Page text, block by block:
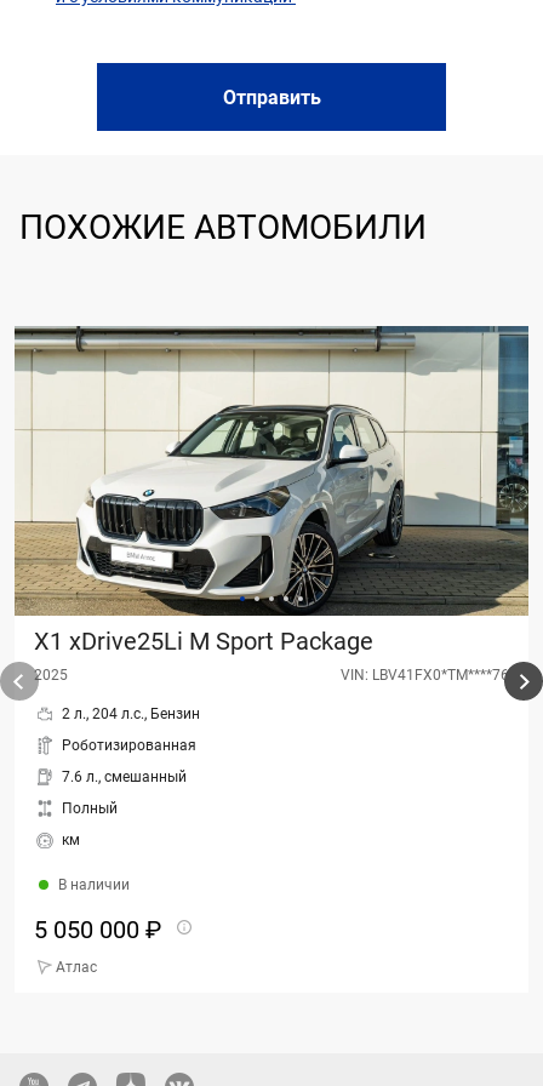
Отправить
ПОХОЖИЕ АВТОМОБИЛИ
X1 xDrive25Li M Sport Package
2025 VIN: LBV41FX0*TM****76
2 л., 204 л.с., Бензин
Роботизированная
7.6 л., смешанный
Полный
км
В наличии
5 050 000 ₽
Атлас